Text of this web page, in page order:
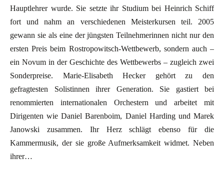
Hauptlehrer wurde. Sie setzte ihr Studium bei Heinrich Schiff
fort und nahm an verschiedenen Meisterkursen teil. 2005
gewann sie als eine der jüngsten Teilnehmerinnen nicht nur den
ersten Preis beim Rostropowitsch-Wettbewerb, sondern auch –
ein Novum in der Geschichte des Wettbewerbs – zugleich zwei
Sonderpreise. Marie-Elisabeth Hecker gehört zu den
gefragtesten Solistinnen ihrer Generation. Sie gastiert bei
renommierten internationalen Orchestern und arbeitet mit
Dirigenten wie Daniel Barenboim, Daniel Harding und Marek
Janowski zusammen. Ihr Herz schlägt ebenso für die
Kammermusik, der sie große Aufmerksamkeit widmet. Neben
ihrer…